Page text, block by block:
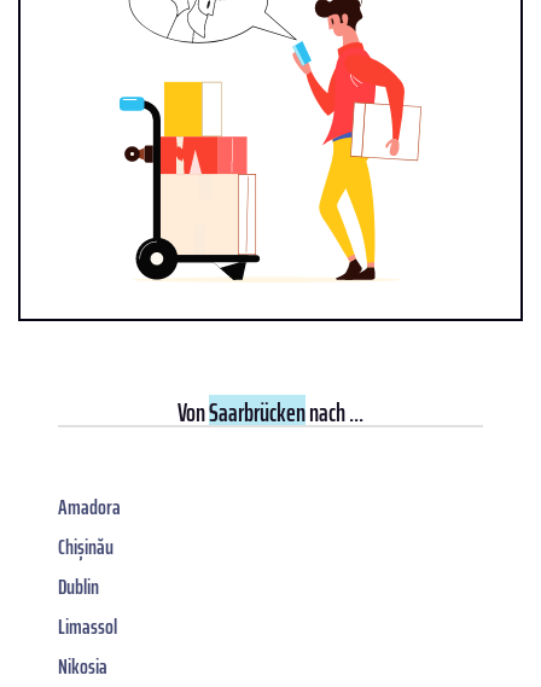
VonSaarbrückennach ...
Amadora
Chișinău
Dublin
Limassol
Nikosia